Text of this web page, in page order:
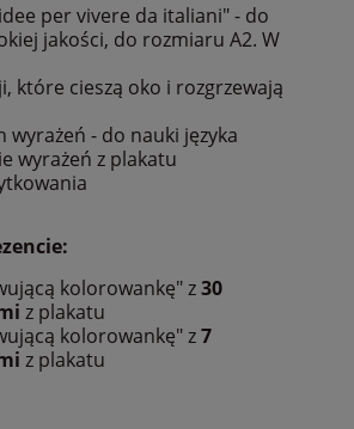
per vivere da italiani" - do
jakości, do rozmiaru A2. W
które cieszą oko i rozgrzewają
wyrażeń - do nauki języka
wyrażeń z plakatu
kolorowankę" z30
z plakatu
kolorowankę" z7
z plakatu